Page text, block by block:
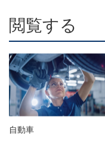
閲覧する
自動車